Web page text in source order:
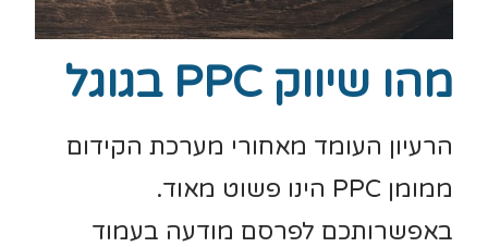
מהו שיווק PPC בגוגל
הרעיון העומד מאחורי מערכת הקידום
ממומן PPC הינו פשוט מאוד.
באפשרותכם לפרסם מודעה בעמוד